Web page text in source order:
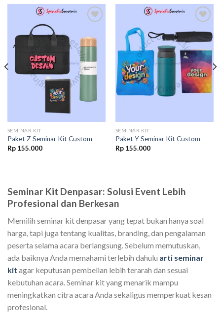
Add to
wishlist
SEMINAR KIT
Paket Z Seminar Kit Custom
Rp155.000
wishlist
SEMINAR KIT
Paket Y Seminar Kit Custom
Rp155.000
Seminar Kit Denpasar: Solusi Event Lebih
Profesional dan Berkesan
Memilih seminar kit denpasar yang tepat bukan hanya soal
harga, tapi juga tentang kualitas, branding, dan pengalaman
peserta selama acara berlangsung. Sebelum memutuskan,
ada baiknya Anda memahami terlebih dahulu arti seminar
kit agar keputusan pembelian lebih terarah dan sesuai
kebutuhan acara. Seminar kit yang menarik mampu
meningkatkan citra acara Anda sekaligus memperkuat kesan
profesional.